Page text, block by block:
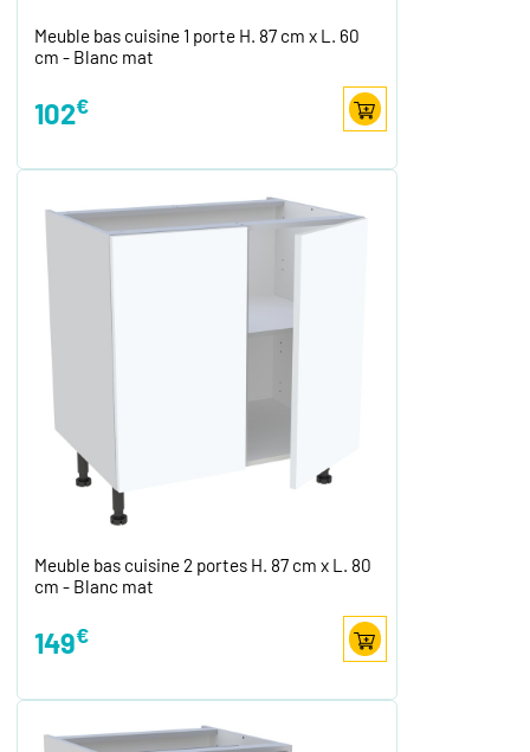
Meuble bas cuisine 1 porte H. 87 cm x L. 60
cm - Blanc mat
102€
Meuble bas cuisine 2 portes H. 87 cm x L. 80
cm - Blanc mat
149€